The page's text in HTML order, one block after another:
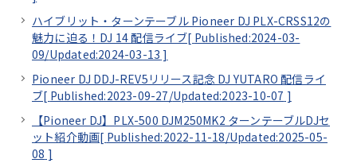
ハイブリット・ターンテーブル Pioneer DJ PLX-CRSS12の
魅力に迫る！DJ 14 配信ライブ[ Published:2024-03-
09/Updated:2024-03-13 ]
Pioneer DJ DDJ-REV5リリース記念 DJ YUTARO 配信ライ
ブ[ Published:2023-09-27/Updated:2023-10-07 ]
【Pioneer DJ】PLX-500 DJM250MK2 ターンテーブルDJセ
ット紹介動画[ Published:2022-11-18/Updated:2025-05-
08 ]